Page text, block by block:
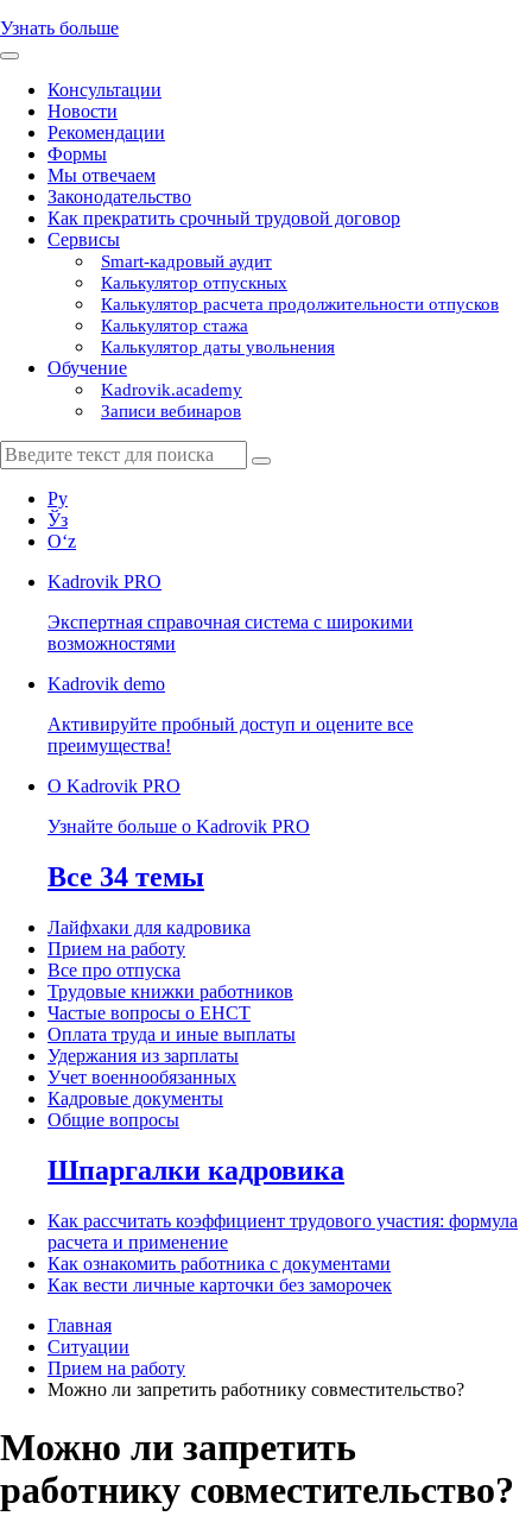
Узнать больше
Консультации
Новости
Рекомендации
Формы
Мы отвечаем
Законодательство
Как прекратить срочный трудовой договор
Сервисы
Smart-кадровый аудит
Калькулятор отпускных
Калькулятор расчета продолжительности отпусков
Калькулятор стажа
Калькулятор даты увольнения
Обучение
Kadrovik.academy
Записи вебинаров
Ру
Ўз
Oʻz
Kadrovik PRO
Экспертная справочная система с широкими
возможностями
Kadrovik demo
Активируйте пробный доступ и оцените все
преимущества!
О Kadrovik PRO
Узнайте больше о Kadrovik PRO
Все 34 темы
Лайфхаки для кадровика
Прием на работу
Все про отпуска
Трудовые книжки работников
Частые вопросы о ЕНСТ
Оплата труда и иные выплаты
Удержания из зарплаты
Учет военнообязанных
Кадровые документы
Общие вопросы
Шпаргалки кадровика
Как рассчитать коэффициент трудового участия: формула
расчета и применение
Как ознакомить работника с документами
Как вести личные карточки без заморочек
Главная
Ситуации
Прием на работу
Можно ли запретить работнику совместительство?
Можно ли запретить
работнику совместительство?